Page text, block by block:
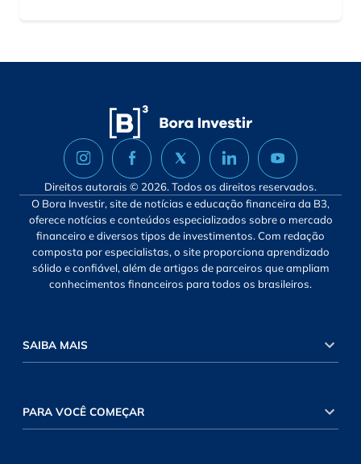
Direitos autorais © 2026. Todos os direitos reservados.
O Bora Investir, site de notícias e educação financeira da B3,
oferece notícias e conteúdos especializados sobre o mercado
financeiro e diversos tipos de investimentos. Com redação
composta por especialistas, o site proporciona aprendizado
sólido e confiável, além de artigos de parceiros que ampliam
conhecimentos financeiros para todos os brasileiros.
SAIBA MAIS
PARA VOCÊ COMEÇAR